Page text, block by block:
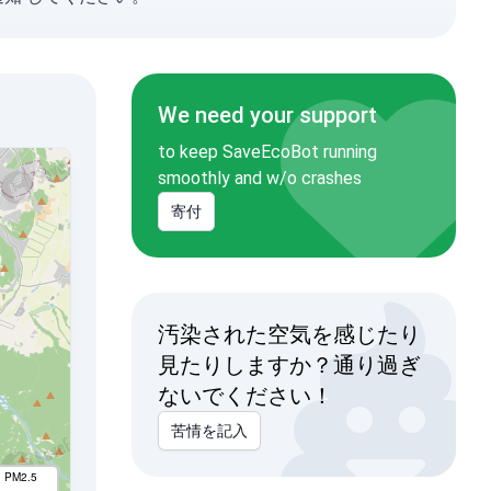
PM2.5
We need your support
to keep SaveEcoBot running
smoothly and w/o crashes
寄付
汚染された空気を感じたり
見たりしますか？通り過ぎ
ないでください！
苦情を記入